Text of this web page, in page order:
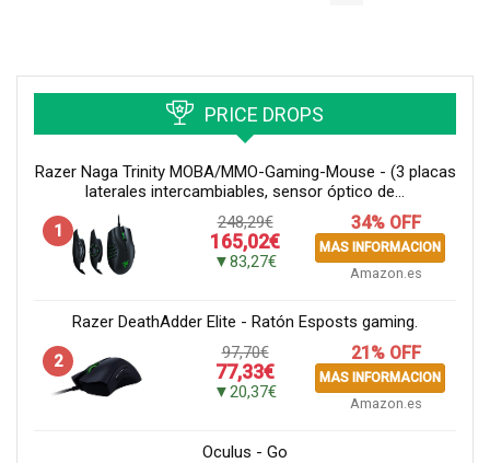
PRICE DROPS
Razer Naga Trinity MOBA/MMO-Gaming-Mouse - (3 placas
laterales intercambiables, sensor óptico de...
1
248,29€
165,02€
▼83,27€
34% OFF
MAS INFORMACION
Amazon.es
Razer DeathAdder Elite - Ratón Esposts gaming.
2
97,70€
77,33€
▼20,37€
21% OFF
MAS INFORMACION
Amazon.es
Oculus - Go